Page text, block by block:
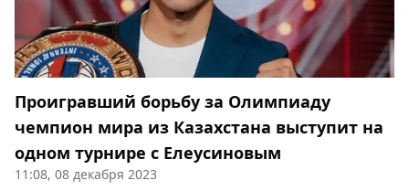
Проигравший борьбу за Олимпиаду
чемпион мира из Казахстана выступит на
одном турнире с Елеусиновым
11:08, 08 декабря 2023